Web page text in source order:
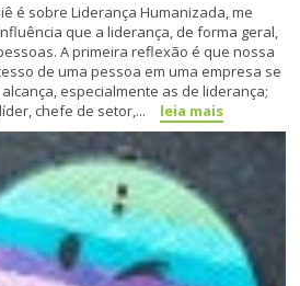
é sobre Liderança Humanizada, me
que a liderança, de forma geral,
A primeira reflexão é que nossa
de uma pessoa em uma empresa se
especialmente as de liderança;
chefe de setor,...
leia mais